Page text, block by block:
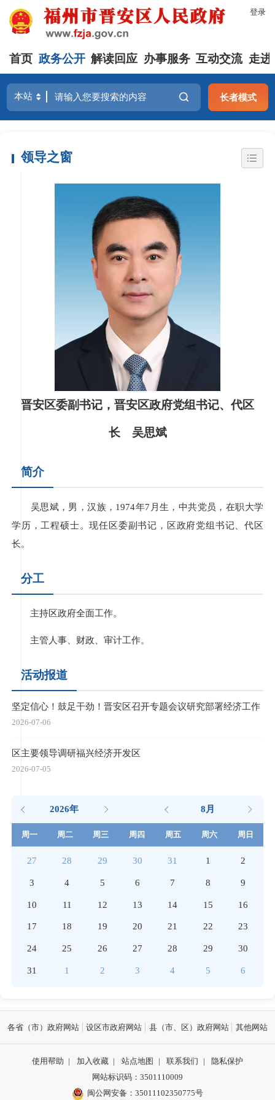
登录
首页 政务公开 解读回应 办事服务 互动交流 走进
长者模式
领导之窗
晋安区委副书记，晋安区政府党组书记、代区
长 吴思斌
简介
吴思斌，男，汉族，1974年7月生，中共党员，在职大学
学历，工程硕士。现任区委副书记，区政府党组书记、代区
长。
分工
主持区政府全面工作。
主管人事、财政、审计工作。
活动报道
坚定信心！鼓足干劲！晋安区召开专题会议研究部署经济工作
2026-07-06
区主要领导调研福兴经济开发区
2026-07-05
2026年 8月
周一 周二 周三 周四 周五 周六 周日
27 28 29 30 31 1 2
3 4 5 6 7 8 9
10 11 12 13 14 15 16
17 18 19 20 21 22 23
24 25 26 27 28 29 30
31 1 2 3 4 5 6
各省（市）政府网站 设区市政府网站 县（市、区）政府网站 其他网站
使用帮助 | 加入收藏 | 站点地图 | 联系我们 |
隐私保护
网站标识码：3501110009
闽公网安备：35011102350775号